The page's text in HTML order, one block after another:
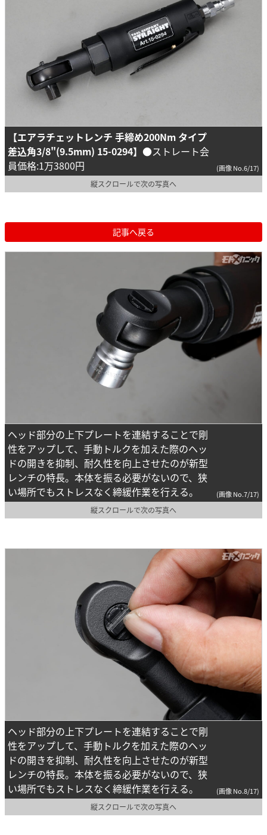
【エアラチェットレンチ 手締め200Nm タイプ
差込角3/8"(9.5mm) 15-0294】 ●ストレート会
員価格:1万3800円
(画像 No.6/17)
縦スクロールで次の写真へ
記事へ戻る
ヘッド部分の上下プレートを連結することで剛
性をアップして、手動トルクを加えた際のヘッ
ドの開きを抑制、耐久性を向上させたのが新型
レンチの特長。本体を振る必要がないので、狭
い場所でもストレスなく締緩作業を行える。
(画像 No.7/17)
縦スクロールで次の写真へ
ヘッド部分の上下プレートを連結することで剛
性をアップして、手動トルクを加えた際のヘッ
ドの開きを抑制、耐久性を向上させたのが新型
レンチの特長。本体を振る必要がないので、狭
い場所でもストレスなく締緩作業を行える。
(画像 No.8/17)
縦スクロールで次の写真へ